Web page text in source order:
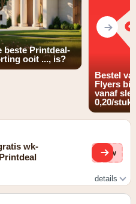
beste Printdeal-
ooit ..., is?
Bestel
Flyers bij
vanaf
0,20/stuk
wk-
1rw
details